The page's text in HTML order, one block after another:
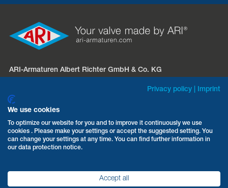
ARI-Armaturen Albert Richter GmbH & Co. KG
D-33758 Schloß Holte-Stukenbrock
Telefon:+49 5207 994-0
Fax: +49 5207 994-297 / -298
E-Mail: info.vertrieb@ari-armaturen.com
AGB Datenschutz Impressum
Privacy policy Imprint
We use cookies
To optimize our website for you and to improve it continuously we use
cookies . Please make your settings or accept the suggested setting. You
can change your settings at any time. You can find further information in
our data protection notice.
Accept all